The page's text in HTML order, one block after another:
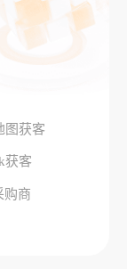
图获客
获客
购商